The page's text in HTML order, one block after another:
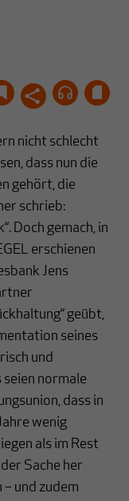
nicht schlecht
dass nun die
gehört, die
schrieb:
Doch gemach, in
erschienen
Jens
geübt,
seines
und
seien normale
dass in
wenig
als im Rest
Sache her
und zudem